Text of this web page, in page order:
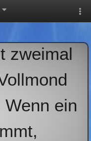
zweimal
Wenn ein